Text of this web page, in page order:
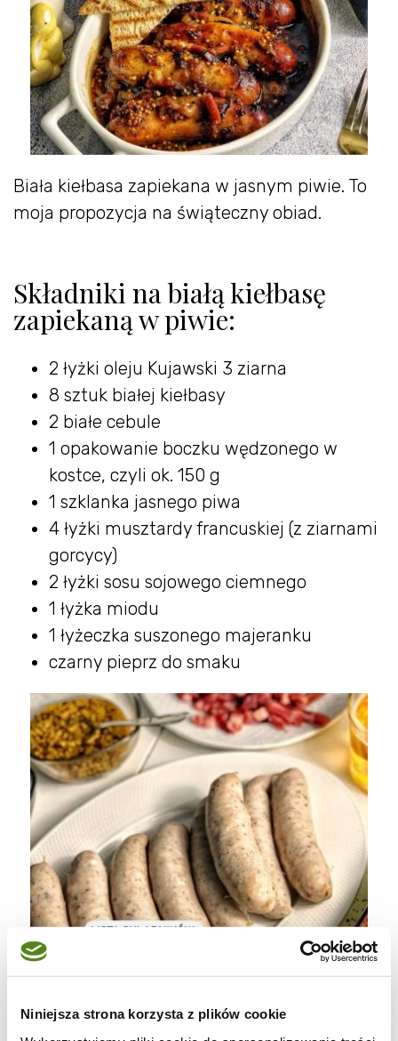
Niniejsza strona korzysta z plików cookie
Biała kiełbasa zapiekana w jasnym piwie. To
moja propozycja na świąteczny obiad.
Składniki na białą kiełbasę
zapiekaną w piwie:
2 łyżki oleju Kujawski 3 ziarna
8 sztuk białej kiełbasy
2 białe cebule
1 opakowanie boczku wędzonego w
kostce, czyli ok. 150 g
1 szklanka jasnego piwa
4 łyżki musztardy francuskiej (z ziarnami
gorcycy)
2 łyżki sosu sojowego ciemnego
1 łyżka miodu
1 łyżeczka suszonego majeranku
czarny pieprz do smaku